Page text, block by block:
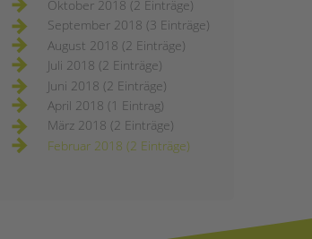
Oktober 2018 (2 Einträge)
September 2018 (3 Einträge)
August 2018 (2 Einträge)
Juli 2018 (2 Einträge)
Juni 2018 (2 Einträge)
April 2018 (1 Eintrag)
März 2018 (2 Einträge)
Februar 2018 (2 Einträge)